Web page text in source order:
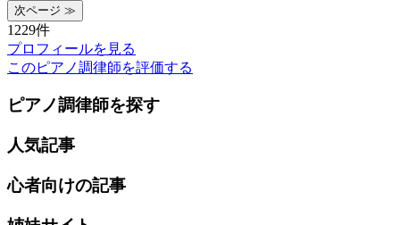
1229件
プロフィールを見る
このピアノ調律師を評価する
ピアノ調律師を探す
人気記事
心者向けの記事